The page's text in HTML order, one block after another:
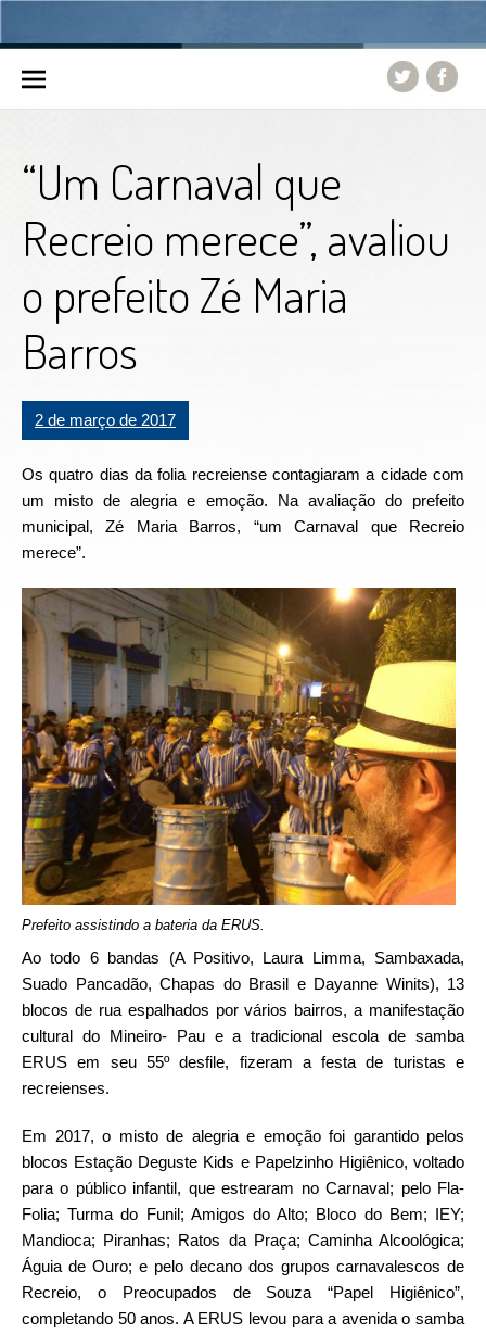
“Um Carnaval que
Recreio merece”, avaliou
o prefeito Zé Maria
Barros
2 de março de 2017
Os quatro dias da folia recreiense contagiaram a cidade com
um misto de alegria e emoção. Na avaliação do prefeito
municipal, Zé Maria Barros, “um Carnaval que Recreio
merece”.
Prefeito assistindo a bateria da ERUS.
Ao todo 6 bandas (A Positivo, Laura Limma, Sambaxada,
Suado Pancadão, Chapas do Brasil e Dayanne Winits), 13
blocos de rua espalhados por vários bairros, a manifestação
cultural do Mineiro- Pau e a tradicional escola de samba
ERUS em seu 55º desfile, fizeram a festa de turistas e
recreienses.
Em 2017, o misto de alegria e emoção foi garantido pelos
blocos Estação Deguste Kids e Papelzinho Higiênico, voltado
para o público infantil, que estrearam no Carnaval; pelo Fla-
Folia; Turma do Funil; Amigos do Alto; Bloco do Bem; IEY;
Mandioca; Piranhas; Ratos da Praça; Caminha Alcoológica;
Águia de Ouro; e pelo decano dos grupos carnavalescos de
Recreio, o Preocupados de Souza “Papel Higiênico”,
completando 50 anos. A ERUS levou para a avenida o samba